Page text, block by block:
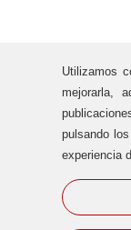
Utilizamos
mejorarla,
pulsando
experiencia